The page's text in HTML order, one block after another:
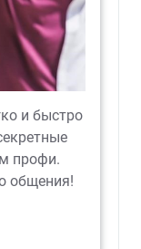
и быстро
профи.
общения!